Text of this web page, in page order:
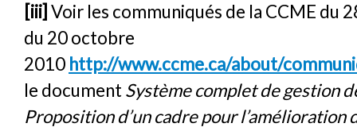
[iii] Voir les communiqués de la CCME du
du 20 octobre
2010 http://www.ccme.ca/about/
le documentSystème complet de gestion
Proposition d’un cadre pour l’amélioration